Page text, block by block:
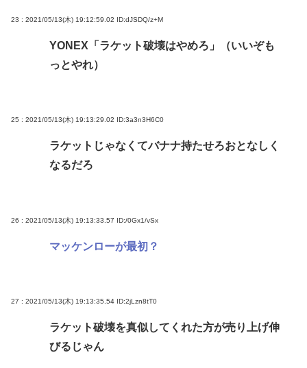
23 : 2021/05/13(木) 19:12:59.02 ID:dJSDQ/z+M
YONEX「ラケット破壊はやめろ」（いいぞも
っとやれ）
25 : 2021/05/13(木) 19:13:29.02 ID:3a3n3H6C0
ラケットじゃなくてバナナ持たせろおとなしく
なるだろ
26 : 2021/05/13(木) 19:13:33.57 ID:/0Gx1/vSx
マッケンローが最初？
27 : 2021/05/13(木) 19:13:35.54 ID:2jLzn8tT0
ラケット破壊を真似してくれた方が売り上げ伸
びるじゃん